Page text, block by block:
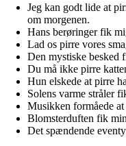
Jeg kan godt lide at
om morgenen.
Hans berøringer fik
Lad os pirre vores
Den mystiske besked
Du må ikke pirre
Hun elskede at pirre
Solens varme stråler
Musikken formåede
Blomsterduften fik
Det spændende